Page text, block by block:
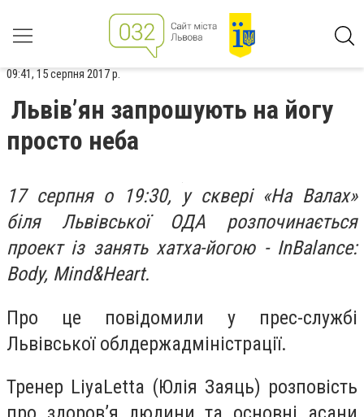
09:41, 15 серпня 2017 р.
Львів’ян запрошують на йогу
просто неба
17 серпня о 19:30, у сквері «На Валах»
біля Львівської ОДА розпочинається
проект із занять хатха-йогою - InBalance:
Body, Mind&Heart.
Про це повідомили у прес-службі
Львівської облдержадміністрації.
Тренер LiyaLetta (Юлія Заяць) розповість